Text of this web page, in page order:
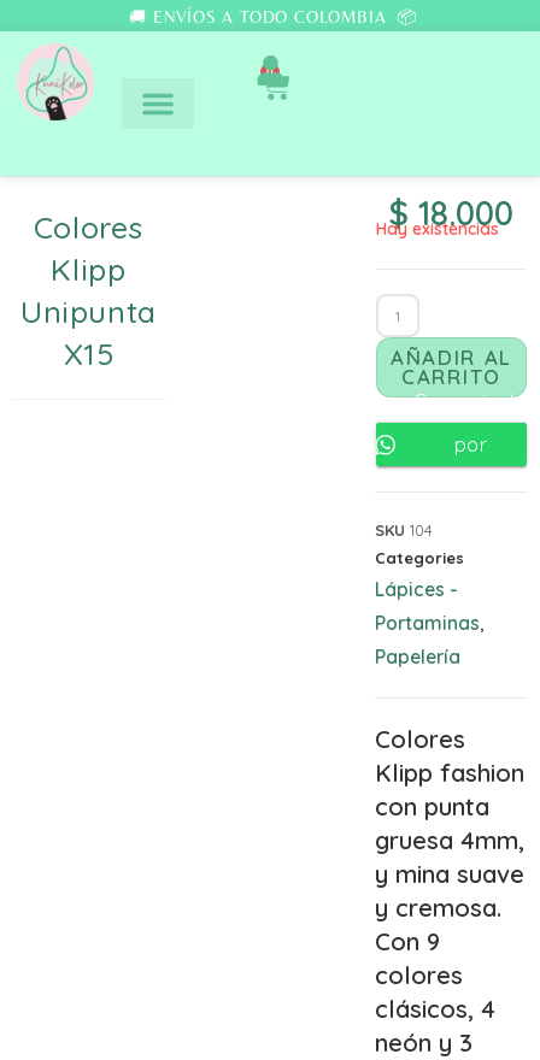
🚚 ENVÍOS A TODO COLOMBIA 📦
0
Colores
Klipp
Unipunta
X15
$ 18.000
Hay existencias
AÑADIR AL
CARRITO
Comunicate
por
SKU 104
Categories
Lápices -
Portaminas
Papelería
Colores
Klipp fashion
con punta
gruesa 4mm,
y mina suave
y cremosa.
Con 9
colores
clásicos, 4
neón y 3